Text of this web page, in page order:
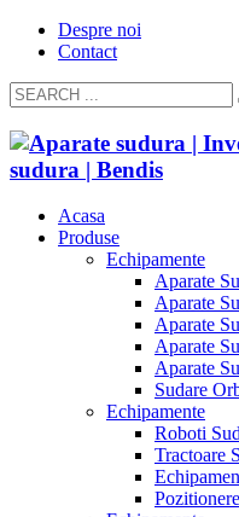
Despre noi
Contact
Acasa
Produse
Echipamente
Aparate
Aparate
Aparate
Aparate
Aparate
Sudare
Echipamente
Roboti
Tractoare